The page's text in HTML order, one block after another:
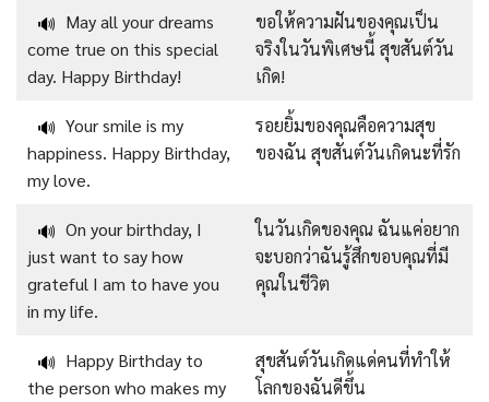
🔊 May all your dreams
come true on this special
day. Happy Birthday!
ขอให้ความฝันของคุณเป็น
จริงในวันพิเศษนี้ สุขสันต์วัน
เกิด!
🔊 Your smile is my
happiness. Happy Birthday,
my love.
รอยยิ้มของคุณคือความสุข
ของฉัน สุขสันต์วันเกิดนะที่รัก
🔊 On your birthday, I
just want to say how
grateful I am to have you
in my life.
ในวันเกิดของคุณ ฉันแค่อยาก
จะบอกว่าฉันรู้สึกขอบคุณที่มี
คุณในชีวิต
🔊 Happy Birthday to
the person who makes my
สุขสันต์วันเกิดแด่คนที่ทำให้
โลกของฉันดีขึ้น